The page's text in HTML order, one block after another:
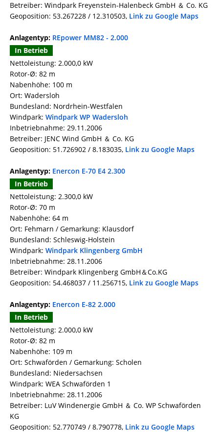
Betreiber: Windpark Freyenstein-Halenbeck GmbH ＆ Co. KG
Geoposition: 53.267228 / 12.310503, Link zu Google Maps
Anlagentyp: REpower MM82 - 2.000
In Betrieb
Nettoleistung: 2.000,0 kW
Rotor-Ø: 82 m
Nabenhöhe: 100 m
Ort: Wadersloh
Bundesland: Nordrhein-Westfalen
Windpark: Windpark WP Wadersloh
Inbetriebnahme: 29.11.2006
Betreiber: JENC Wind GmbH ＆ Co. KG
Geoposition: 51.726902 / 8.183035, Link zu Google Maps
Anlagentyp: Enercon E-70 E4 2.300
In Betrieb
Nettoleistung: 2.300,0 kW
Rotor-Ø: 70 m
Nabenhöhe: 64 m
Ort: Fehmarn / Gemarkung: Klausdorf
Bundesland: Schleswig-Holstein
Windpark: Windpark Klingenberg GmbH
Inbetriebnahme: 28.11.2006
Betreiber: Windpark Klingenberg GmbH＆Co.KG
Geoposition: 54.468037 / 11.256715, Link zu Google Maps
Anlagentyp: Enercon E-82 2.000
In Betrieb
Nettoleistung: 2.000,0 kW
Rotor-Ø: 82 m
Nabenhöhe: 109 m
Ort: Schwaförden / Gemarkung: Scholen
Bundesland: Niedersachsen
Windpark: WEA Schwaförden 1
Inbetriebnahme: 28.11.2006
Betreiber: LuV Windenergie GmbH ＆ Co. WP Schwaförden
KG
Geoposition: 52.770749 / 8.790778, Link zu Google Maps